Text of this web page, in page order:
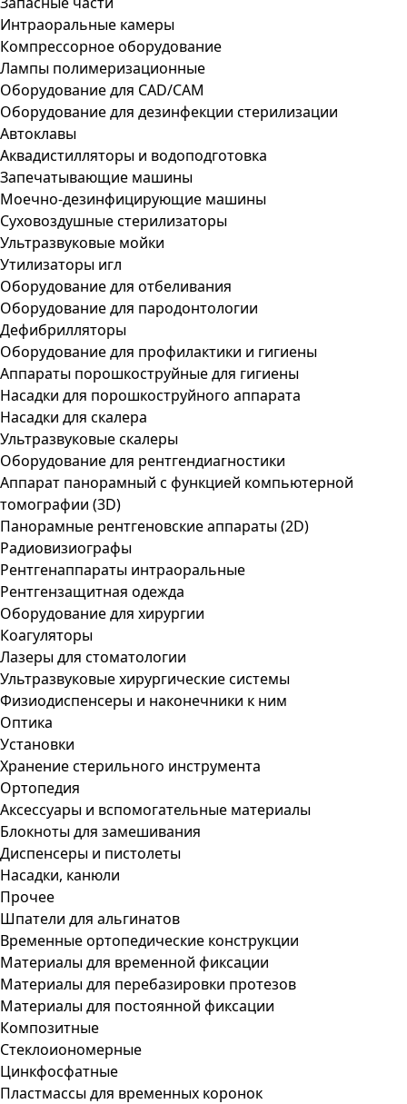
Интраоральные камеры
Компрессорное оборудование
Лампы полимеризационные
Оборудование для CAD/CAM
Оборудование для дезинфекции стерилизации
Автоклавы
Аквадистилляторы и водоподготовка
Запечатывающие машины
Моечно-дезинфицирующие машины
Суховоздушные стерилизаторы
Ультразвуковые мойки
Утилизаторы игл
Оборудование для отбеливания
Оборудование для пародонтологии
Дефибрилляторы
Оборудование для профилактики и гигиены
Аппараты порошкоструйные для гигиены
Насадки для порошкоструйного аппарата
Насадки для скалера
Ультразвуковые скалеры
Оборудование для рентгендиагностики
Аппарат панорамный с функцией компьютерной
томографии (3D)
Панорамные рентгеновские аппараты (2D)
Радиовизиографы
Рентгенаппараты интраоральные
Рентгензащитная одежда
Оборудование для хирургии
Коагуляторы
Лазеры для стоматологии
Ультразвуковые хирургические системы
Физиодиспенсеры и наконечники к ним
Оптика
Установки
Хранение стерильного инструмента
Ортопедия
Аксессуары и вспомогательные материалы
Блокноты для замешивания
Диспенсеры и пистолеты
Насадки, канюли
Прочее
Шпатели для альгинатов
Временные ортопедические конструкции
Материалы для временной фиксации
Материалы для перебазировки протезов
Материалы для постоянной фиксации
Композитные
Стеклоиономерные
Цинкфосфатные
Пластмассы для временных коронок